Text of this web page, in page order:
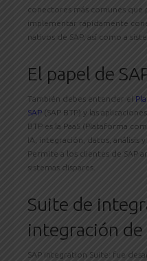
conectores más comunes que
implementar rápidamente
nativos de SAP, así como a
El papel de
También debes entender el
SAP (SAP BTP) y las
BTP es la PaaS (Plataforma
IA, integración, datos, análisis
Permite a los clientes de SAP
sistemas dispares.
Suite de
integración de
SAP Integration Suite: fue